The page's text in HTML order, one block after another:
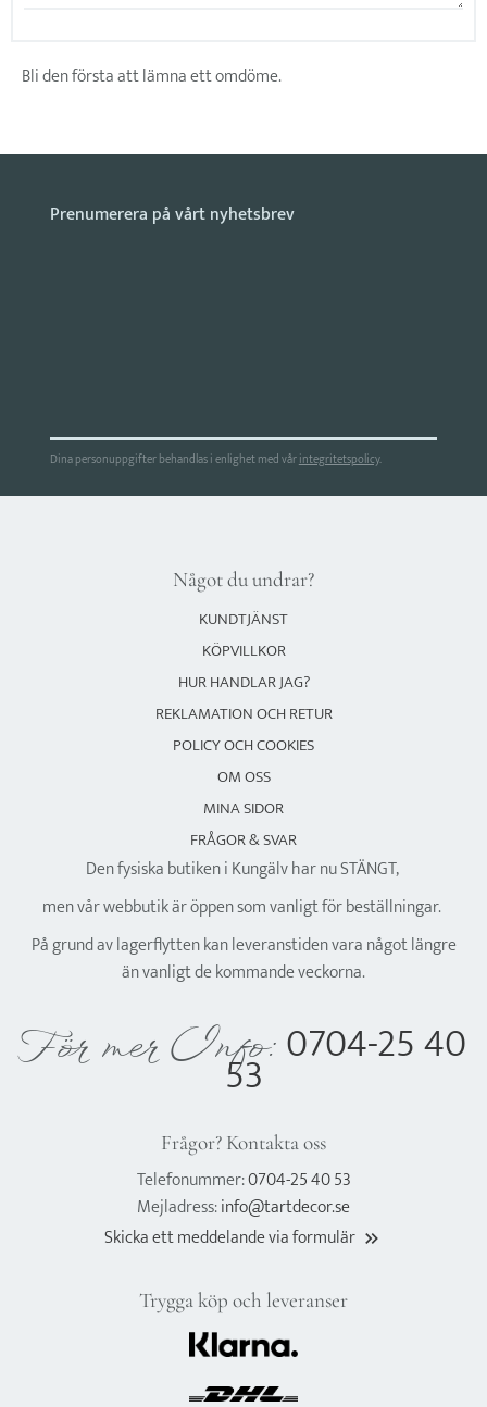
Bli den första att lämna ett omdöme.
Dina personuppgifter behandlas i enlighet med vårintegritetspolicy.
Något du undrar?
KUNDTJÄNST
KÖPVILLKOR
HUR HANDLAR JAG?
REKLAMATION OCH RETUR
POLICY OCH COOKIES
OM OSS
MINA SIDOR
FRÅGOR & SVAR
Den fysiska butiken i Kungälv har nu STÄNGT,
men vår webbutik är öppen som vanligt för beställningar.
På grund av lagerflytten kan leveranstiden vara något längre
än vanligt de kommande veckorna.
För mer Info: 0704-25 40
53
Frågor? Kontakta oss
Telefonummer:0704-25 40 53
Mejladress:info@tartdecor.se
Skicka ett meddelande via formulär keyboard_double_arrow_right
Trygga köp och leveranser